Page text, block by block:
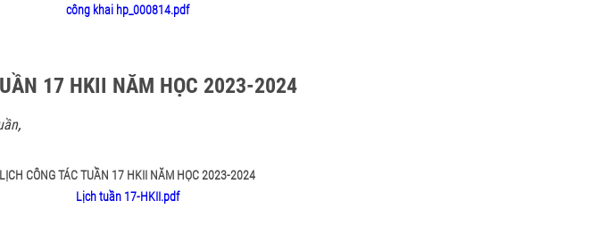
công khai hp_000814.pdf
17 HKII NĂM HỌC 2023-2024
,
LỊCH CÔNG TÁC TUẦN 17 HKII NĂM HỌC 2023-2024
Lịch tuần 17-HKII.pdf